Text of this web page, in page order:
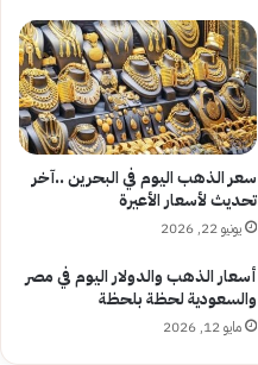
سعر الذهب اليوم في البحرين ..آخر
تحديث لأسعار الأعيرة
يونيو 22, 2026
أسعار الذهب والدولار اليوم في مصر
والسعودية لحظة بلحظة
مايو 12, 2026